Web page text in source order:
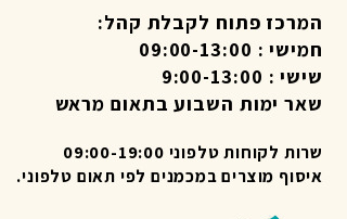
המרכז פתוח לקבלת קהל:
חמישי : 09:00-13:00
שישי : 9:00-13:00
שאר ימות השבוע בתאום מראש
שרות לקוחות טלפוני 09:00-19:00
איסוף מוצרים במכמנים לפי תאום טלפוני.